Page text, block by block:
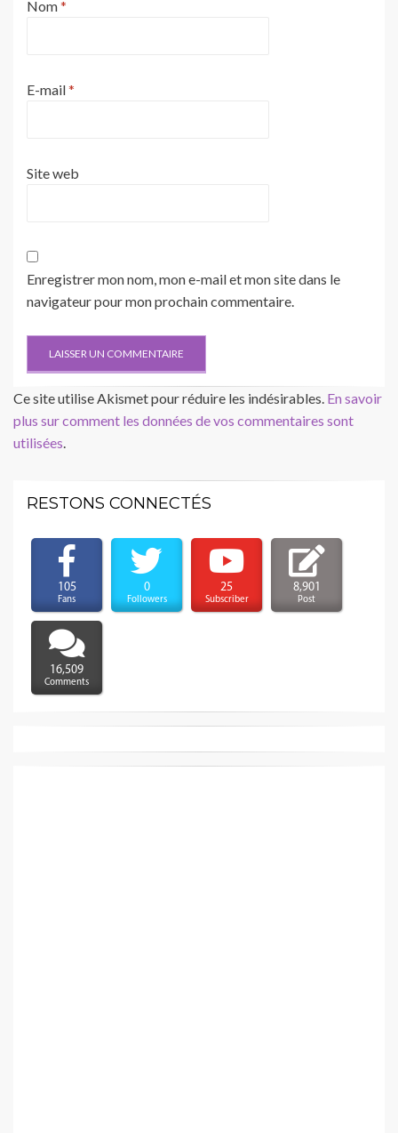
Nom*
E-mail*
Site web
Enregistrer mon nom, mon e-mail et mon site dans le
navigateur pour mon prochain commentaire.
Ce site utilise Akismet pour réduire les indésirables. En savoir
plus sur comment les données de vos commentaires sont
utilisées.
RESTONS CONNECTÉS
105
Fans
0
Followers
25
Subscriber
8,901
Post
16,509
Comments